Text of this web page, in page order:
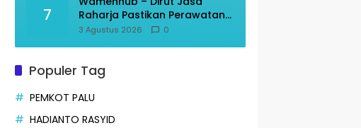
7
Raharja Pastikan Perawatan
Korban KM Mutiara Sentosa
3 Agustus 2026 0
Populer Tag
PEMKOT PALU
HADIANTO RASYID